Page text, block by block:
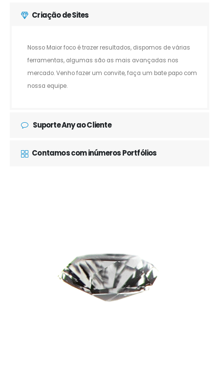
Criação de Sites
Nosso Maior foco é trazer resultados, dispomos de várias
ferramentas, algumas são as mais avançadas nos
mercado. Venho fazer um convite, faça um bate papo com
nossa equipe.
Suporte Any ao Cliente
Contamos com inúmeros Portfólios